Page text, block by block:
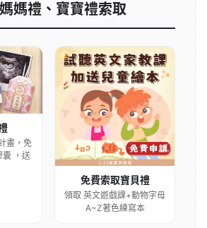
媽禮、寶寶禮索取
畫，免
囊 ，送
免費索取寶貝禮
領取 英文遊戲課+動物字母
A~Z著色練寫本